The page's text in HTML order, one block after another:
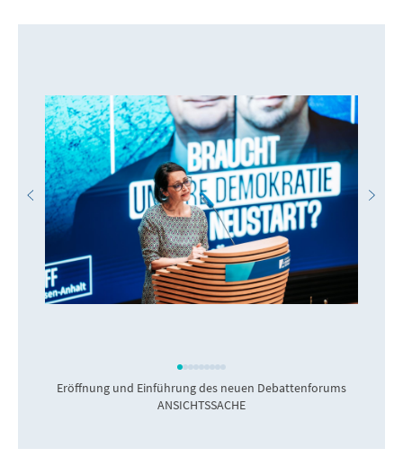
Eröffnung und Einführung des neuen Debattenforums
ANSICHTSSACHE